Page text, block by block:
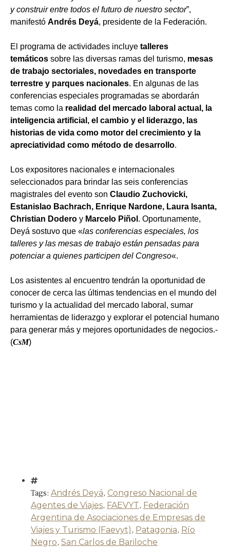
y construir entre todos el futuro de nuestro sector”,
manifestó Andrés Deyá, presidente de la Federación.
El programa de actividades incluye talleres
temáticos sobre las diversas ramas del turismo, mesas
de trabajo sectoriales, novedades en transporte
terrestre y parques nacionales. En algunas de las
conferencias especiales programadas se abordarán
temas como la realidad del mercado laboral actual, la
inteligencia artificial, el cambio y el liderazgo, las
historias de vida como motor del crecimiento y la
apreciatividad como método de desarrollo.
Los expositores nacionales e internacionales
seleccionados para brindar las seis conferencias
magistrales del evento son Claudio Zuchovicki,
Estanislao Bachrach, Enrique Nardone, Laura Isanta,
Christian Dodero y Marcelo Piñol . Oportunamente,
Deyá sostuvo que «las conferencias especiales, los
talleres y las mesas de trabajo están pensadas para
potenciar a quienes participen del Congreso«.
Los asistentes al encuentro tendrán la oportunidad de
conocer de cerca las últimas tendencias en el mundo del
turismo y la actualidad del mercado laboral, sumar
herramientas de liderazgo y explorar el potencial humano
para generar más y mejores oportunidades de negocios.-
(CsM)
Tags: Andrés Deyá, Congreso Nacional de
Agentes de Viajes, FAEVYT, Federación
Argentina de Asociaciones de Empresas de
Viajes y Turismo (Faevyt), Patagonia, Río
Negro, San Carlos de Bariloche